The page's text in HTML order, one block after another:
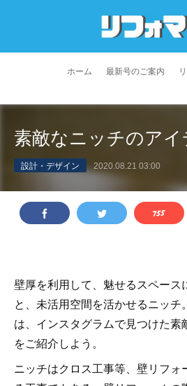
ホーム 最新号のご案内
お問い合わせ よくあるご質問
プライバシーポリシー 利用規
素敵なニッチのアイ
設計・デザイン 2020.08.21 03:00
壁厚を利用して、魅せるスペース
と、未活用空間を活かせるニッチ
は、インスタグラムで見つけた素
をご紹介しよう。
ニッチはクロス工事等、壁リフォ